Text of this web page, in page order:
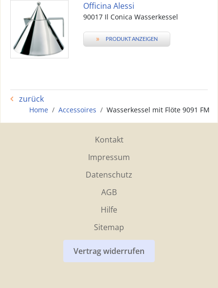
Officina Alessi
90017 Il Conica Wasserkessel
» PRODUKT ANZEIGEN
zurück
Home Accessoires Wasserkessel mit Flöte 9091 FM
Kontakt
Impressum
Datenschutz
AGB
Hilfe
Sitemap
Vertrag widerrufen